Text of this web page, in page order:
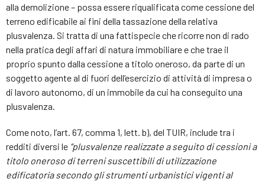
alla demolizione – possa essere riqualificata come cessione del
terreno edificabile ai fini della tassazione della relativa
plusvalenza. Si tratta di una fattispecie che ricorre non di rado
nella pratica degli affari di natura immobiliare e che trae il
proprio spunto dalla cessione a titolo oneroso, da parte di un
soggetto agente al di fuori dell’esercizio di attività di impresa o
di lavoro autonomo, di un immobile da cui ha conseguito una
plusvalenza.
Come noto, l’art. 67, comma 1, lett. b), del TUIR, include tra i
redditi diversi le “plusvalenze realizzate a seguito di cessioni a
titolo oneroso di terreni suscettibili di utilizzazione
edificatoria secondo gli strumenti urbanistici vigenti al